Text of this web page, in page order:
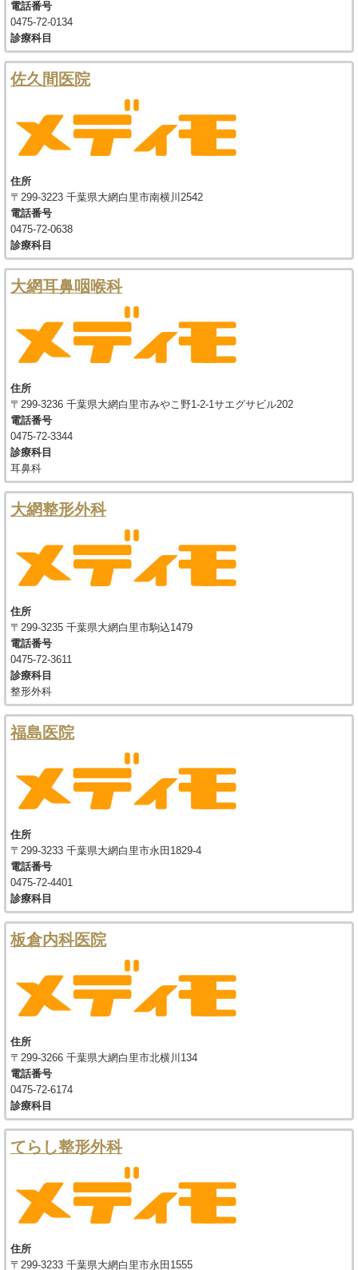
電話番号
0475-72-0134
診療科目
佐久間医院
住所
〒299-3223 千葉県大網白里市南横川2542
電話番号
0475-72-0638
診療科目
大網耳鼻咽喉科
住所
〒299-3236 千葉県大網白里市みやこ野1-2-1サエグサビル202
電話番号
0475-72-3344
診療科目
耳鼻科
大網整形外科
住所
〒299-3235 千葉県大網白里市駒込1479
電話番号
0475-72-3611
診療科目
整形外科
福島医院
住所
〒299-3233 千葉県大網白里市永田1829-4
電話番号
0475-72-4401
診療科目
板倉内科医院
住所
〒299-3266 千葉県大網白里市北横川134
電話番号
0475-72-6174
診療科目
てらし整形外科
住所
〒299-3233 千葉県大網白里市永田1555